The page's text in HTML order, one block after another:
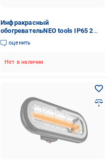
Инфракрасный
обогревательNEO tools IP65 2
кВт подвесной (90-032)
оценить
Нет в наличии